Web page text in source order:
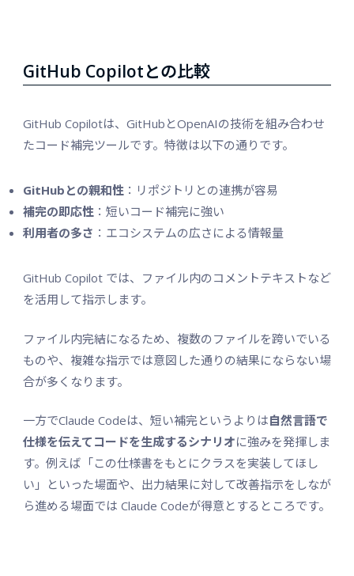
GitHub Copilotとの比較
GitHub Copilotは、GitHubとOpenAIの技術を組み合わせ
たコード補完ツールです。特徴は以下の通りです。
GitHubとの親和性：リポジトリとの連携が容易
補完の即応性：短いコード補完に強い
利用者の多さ ：エコシステムの広さによる情報量
GitHub Copilot では、ファイル内のコメントテキストなど
を活用して指示します。
ファイル内完結になるため、複数のファイルを跨いでいる
ものや、複雑な指示では意図した通りの結果にならない場
合が多くなります。
一方でClaude Codeは、短い補完というよりは自然言語で
仕様を伝えてコードを生成するシナリオに強みを発揮しま
す。例えば「この仕様書をもとにクラスを実装してほし
い」といった場面や、出力結果に対して改善指示をしなが
ら進める場面では Claude Codeが得意とするところです。